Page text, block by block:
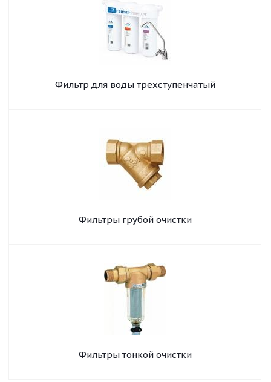
Фильтр для воды трехступенчатый
Фильтры грубой очистки
Фильтры тонкой очистки